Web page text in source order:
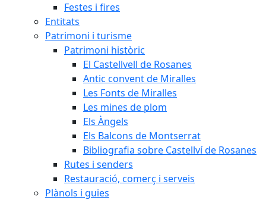
Festes i fires
Entitats
Patrimoni i turisme
Patrimoni històric
El Castellvell de Rosanes
Antic convent de Miralles
Les Fonts de Miralles
Les mines de plom
Els Àngels
Els Balcons de Montserrat
Bibliografia sobre Castellví de Rosanes
Rutes i senders
Restauració, comerç i serveis
Plànols i guies